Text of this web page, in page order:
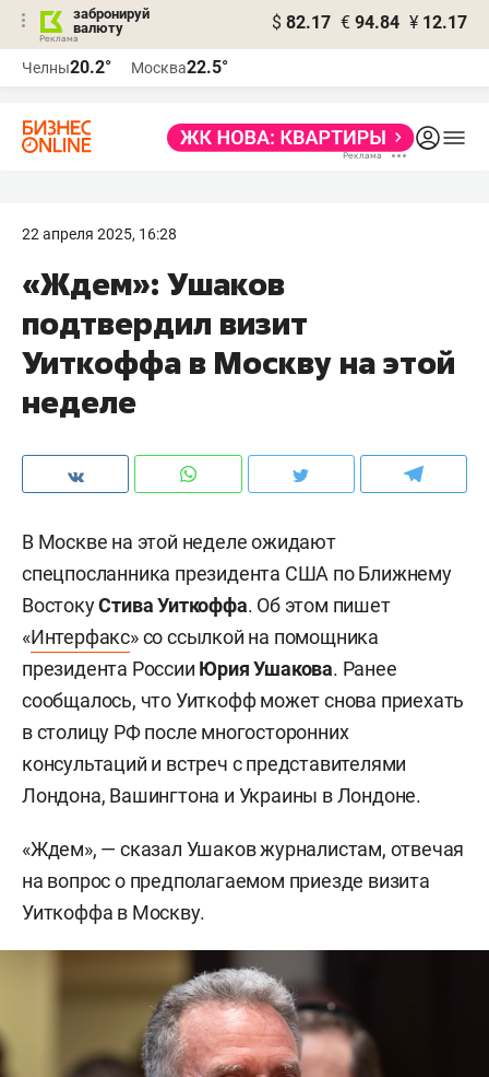
забронируй
валюту
$ 82.17 € 94.84 ¥ 12.17
Челны20.2° Москва22.5°
22 апреля 2025, 16:28
«Ждем»: Ушаков
подтвердил визит
Уиткоффа в Москву на этой
неделе
В Москве на этой неделе ожидают
спецпосланника президента США по Ближнему
ВостокуСтива Уиткоффа. Об этом пишет
«Интерфакс» со ссылкой на помощника
президента России Юрия Ушакова. Ранее
сообщалось, что Уиткофф может снова приехать
в столицу РФ после многосторонних
консультаций и встреч с представителями
Лондона, Вашингтона и Украины в Лондоне.
«Ждем», — сказал Ушаков журналистам, отвечая
на вопрос о предполагаемом приезде визита
Уиткоффа в Москву.